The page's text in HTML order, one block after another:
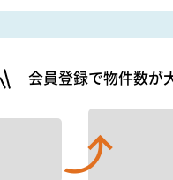
会員登録で物件数が